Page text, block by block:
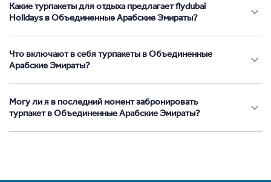
Какие турпакеты для отдыха предлагает flydubai
Holidays в Объединенные Арабские Эмираты?
Что включают в себя турпакеты в Объединенные
Арабские Эмираты?
Могу ли я в последний момент забронировать
турпакет в Объединенные Арабские Эмираты?